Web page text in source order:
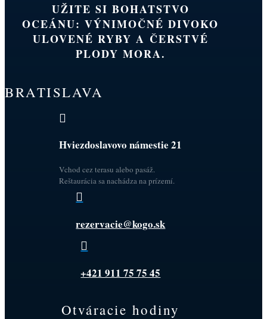
UŽITE SI BOHATSTVO
OCEÁNU: VÝNIMOČNÉ DIVOKO
ULOVENÉ RYBY A ČERSTVÉ
PLODY MORA.
BRATISLAVA

Hviezdoslavovo námestie 21
Vchod cez terasu alebo pasáž.
Reštaurácia sa nachádza na prízemí.

rezervacie@kogo.sk

+421 911 75 75 45
Otváracie hodiny